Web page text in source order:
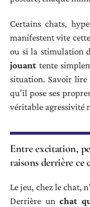
Certains chats,
manifestent vite
ou si la stimulation
jouant tente
situation. Savoir lire
qu’il pose ses
véritable agressivité
Entre excitation,
raisons derrière
Le jeu, chez le chat,
Derrière unchat